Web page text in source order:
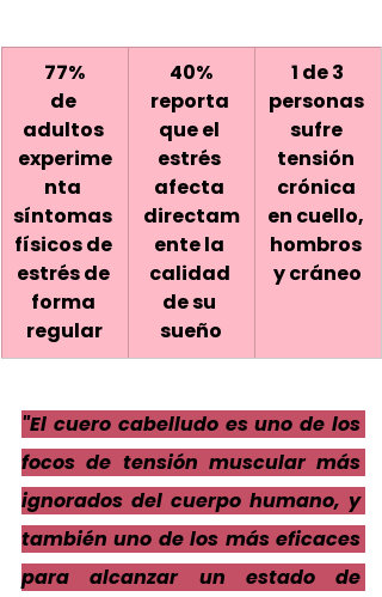
77%
de
adultos
experime
nta
síntomas
físicos de
estrés de
forma
regular
40%
reporta
que el
estrés
afecta
directam
ente la
calidad
de su
sueño
1 de 3
personas
sufre
tensión
crónica
en cuello,
hombros
y cráneo
"El cuero cabelludo es uno de los
focos de tensión muscular más
ignorados del cuerpo humano, y
también uno de los más eficaces
para alcanzar un estado de